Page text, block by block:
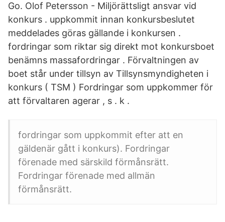
Go. Olof Petersson - Miljörättsligt ansvar vid
konkurs . uppkommit innan konkursbeslutet
meddelades göras gällande i konkursen .
fordringar som riktar sig direkt mot konkursboet
benämns massafordringar . Förvaltningen av
boet står under tillsyn av Tillsynsmyndigheten i
konkurs ( TSM ) Fordringar som uppkommer för
att förvaltaren agerar , s . k .
fordringar som uppkommit efter att en
gäldenär gått i konkurs). Fordringar
förenade med särskild förmånsrätt.
Fordringar förenade med allmän
förmånsrätt.